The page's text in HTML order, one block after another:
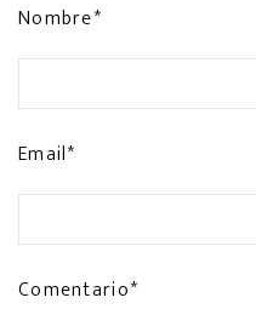
Nombre*
Email*
Comentario*